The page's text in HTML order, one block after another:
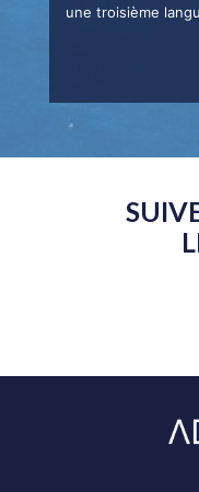
une troisième